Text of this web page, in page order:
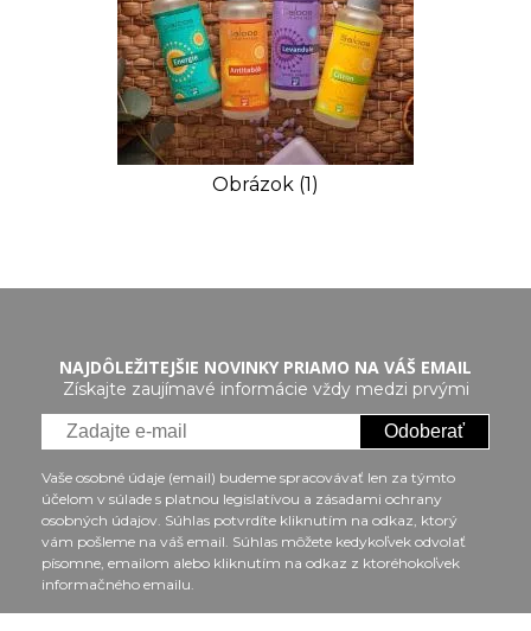
Obrázok (1)
NAJDÔLEŽITEJŠIE NOVINKY PRIAMO NA VÁŠ EMAIL
Získajte zaujímavé informácie vždy medzi prvými
Odoberať
Vaše osobné údaje (email) budeme spracovávať len za týmto
účelom v súlade s platnou legislatívou a zásadami ochrany
osobných údajov. Súhlas potvrdíte kliknutím na odkaz, ktorý
vám pošleme na váš email. Súhlas môžete kedykoľvek odvolať
písomne, emailom alebo kliknutím na odkaz z ktoréhokoľvek
informačného emailu.